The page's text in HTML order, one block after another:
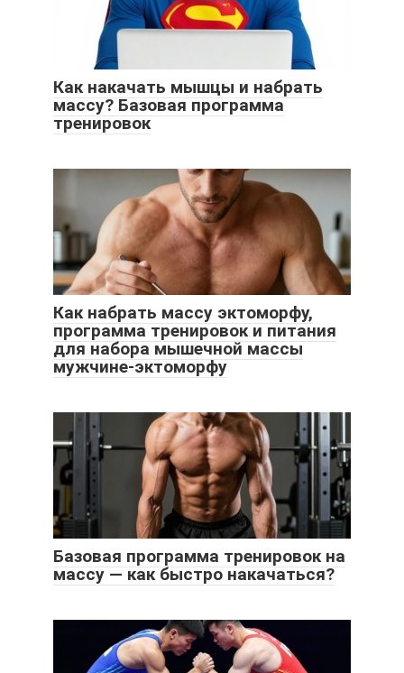
Как накачать мышцы и набрать
массу? Базовая программа
тренировок
Как набрать массу эктоморфу,
программа тренировок и питания
для набора мышечной массы
мужчине-эктоморфу
Базовая программа тренировок на
массу — как быстро накачаться?